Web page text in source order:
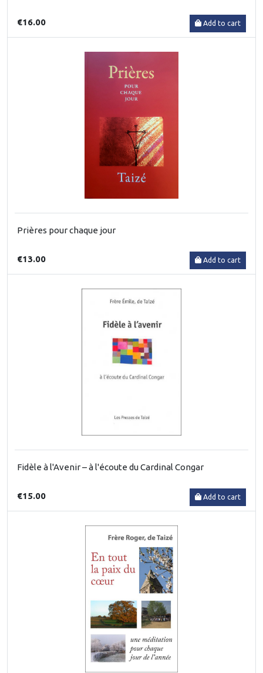
€16.00 Add to cart
Prières pour chaque jour
€13.00 Add to cart
Fidèle à l'Avenir – à l'écoute du Cardinal Congar
€15.00 Add to cart